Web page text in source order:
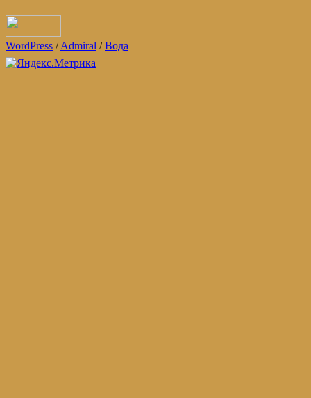
WordPress /Admiral /Вода